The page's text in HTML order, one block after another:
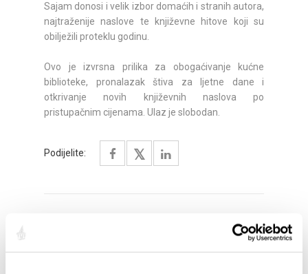
Sajam donosi i velik izbor domaćih i stranih autora,
najtraženije naslove te književne hitove koji su
obilježili proteklu godinu.
Ovo je izvrsna prilika za obogaćivanje kućne
biblioteke, pronalazak štiva za ljetne dane i
otkrivanje novih književnih naslova po
pristupačnim cijenama. Ulaz je slobodan.
Podijelite: